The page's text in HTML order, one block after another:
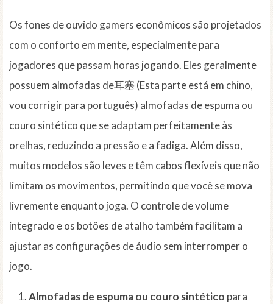
Os fones de ouvido gamers econômicos são projetados
com o conforto em mente, especialmente para
jogadores que passam horas jogando. Eles geralmente
possuem almofadas de耳塞 (Esta parte está em chino,
vou corrigir para português) almofadas de espuma ou
couro sintético que se adaptam perfeitamente às
orelhas, reduzindo a pressão e a fadiga. Além disso,
muitos modelos são leves e têm cabos flexíveis que não
limitam os movimentos, permitindo que você se mova
livremente enquanto joga. O controle de volume
integrado e os botões de atalho também facilitam a
ajustar as configurações de áudio sem interromper o
jogo.
Almofadas de espuma ou couro sintético para